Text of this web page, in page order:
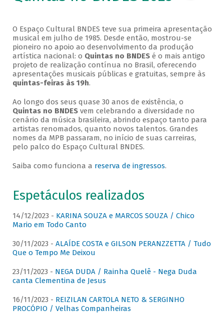
O Espaço Cultural BNDES teve sua primeira apresentação
musical em julho de 1985. Desde então, mostrou-se
pioneiro no apoio ao desenvolvimento da produção
artística nacional: o Quintas no BNDESé o mais antigo
projeto de realização contínua no Brasil, oferecendo
apresentações musicais públicas e gratuitas, sempre às
quintas-feiras às 19h.
Ao longo dos seus quase 30 anos de existência, o
Quintas no BNDESvem celebrando a diversidade no
cenário da música brasileira, abrindo espaço tanto para
artistas renomados, quanto novos talentos. Grandes
nomes da MPB passaram, no início de suas carreiras,
pelo palco do Espaço Cultural BNDES.
Saiba como funciona a reserva de ingressos.
Espetáculos realizados
14/12/2023 - KARINA SOUZA e MARCOS SOUZA / Chico
Mario em Todo Canto
30/11/2023 - ALAÍDE COSTA e GILSON PERANZZETTA / Tudo
Que o Tempo Me Deixou
23/11/2023 - NEGA DUDA / Rainha Quelê - Nega Duda
canta Clementina de Jesus
16/11/2023 - REIZILAN CARTOLA NETO & SERGINHO
PROCÓPIO / Velhas Companheiras